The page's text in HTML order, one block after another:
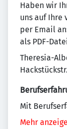
Haben wir
uns auf Ihre
per Email
als PDF-
Theresia-
Mit
Mehr